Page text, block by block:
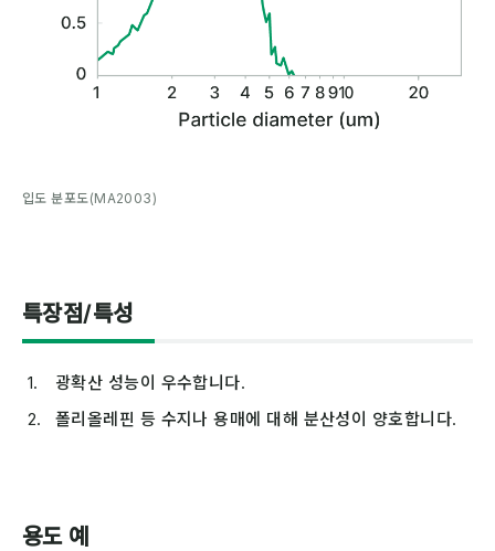
입도 분포도(MA2003)
특장점/특성
광확산 성능이 우수합니다.
폴리올레핀 등 수지나 용매에 대해 분산성이 양호합니다.
용도 예